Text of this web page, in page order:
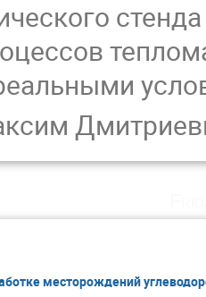
месторождений